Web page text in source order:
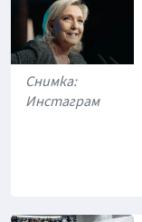
Снимка:
Инстаграм